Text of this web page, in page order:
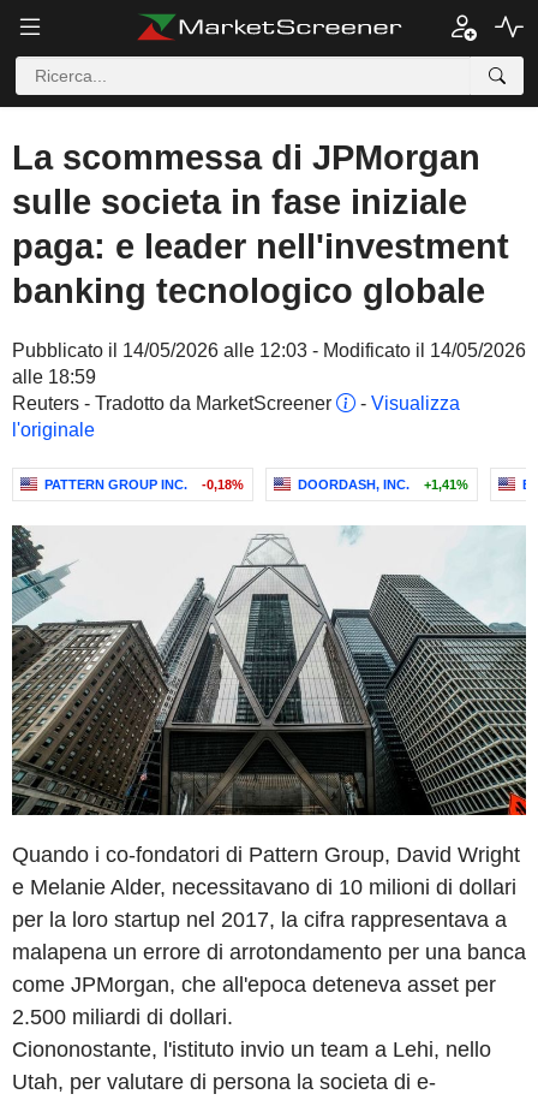
La scommessa di JPMorgan
sulle societa in fase iniziale
paga: e leader nell'investment
banking tecnologico globale
Pubblicato il 14/05/2026 alle 12:03 - Modificato il 14/05/2026
alle 18:59
Reuters - Tradotto da MarketScreener
- Visualizza
l'originale
PATTERN GROUP INC. -0,18% DOORDASH, INC. +1,41%
Quando i co-fondatori di Pattern Group, David Wright
e Melanie Alder, necessitavano di 10 milioni di dollari
per la loro startup nel 2017, la cifra rappresentava a
malapena un errore di arrotondamento per una banca
come JPMorgan, che all'epoca deteneva asset per
2.500 miliardi di dollari.
Ciononostante, l'istituto invio un team a Lehi, nello
Utah, per valutare di persona la societa di e-